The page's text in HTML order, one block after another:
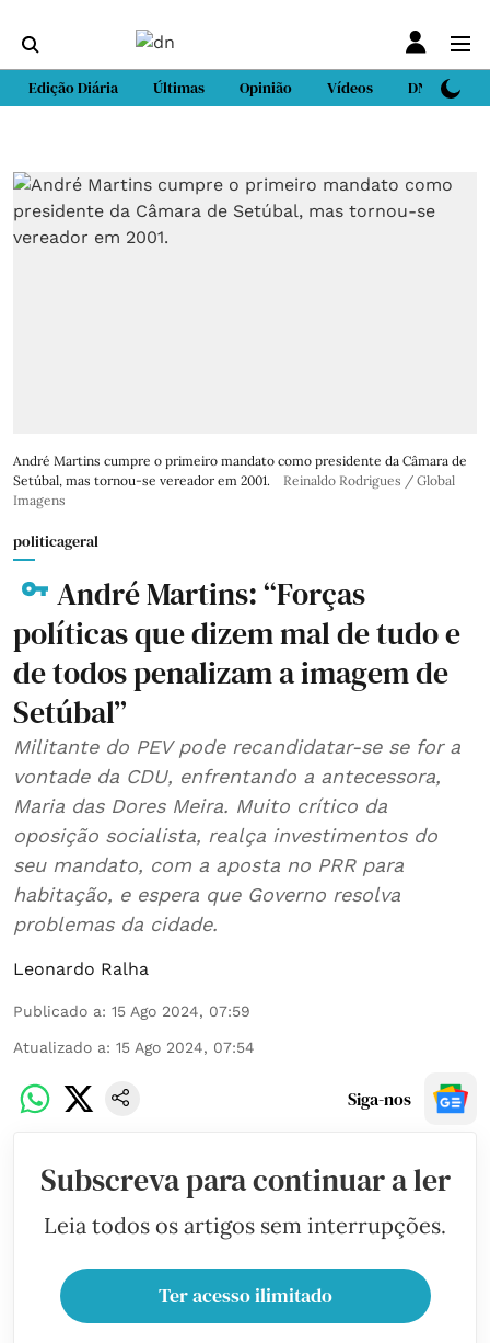
Edição Diária Últimas Opinião Vídeos DN Sport
André Martins cumpre o primeiro mandato como presidente da Câmara de
Setúbal, mas tornou-se vereador em 2001.
Reinaldo Rodrigues / Global
Imagens
politicageral
André Martins: “Forças
políticas que dizem mal de tudo e
de todos penalizam a imagem de
Setúbal”
Militante do PEV pode recandidatar-se se for a
vontade da CDU, enfrentando a antecessora,
Maria das Dores Meira. Muito crítico da
oposição socialista, realça investimentos do
seu mandato, com a aposta no PRR para
habitação, e espera que Governo resolva
problemas da cidade.
Leonardo Ralha
Publicado a: 15 Ago 2024, 07:59
Atualizado a: 15 Ago 2024, 07:54
Siga-nos
Subscreva para continuar a ler
Leia todos os artigos sem interrupções.
Ter acesso ilimitado